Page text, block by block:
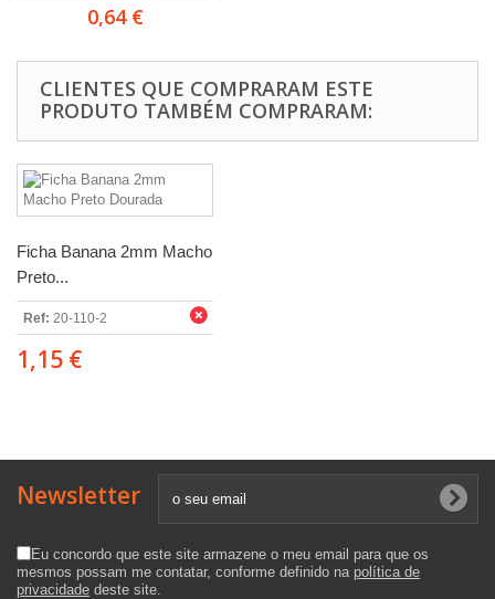
0,64 €
CLIENTES QUE COMPRARAM ESTE
PRODUTO TAMBÉM COMPRARAM:
Ficha Banana 2mm Macho
Preto...
Ref: 20-110-2
1,15 €
Newsletter
Eu concordo que este site armazene o meu email para que os
mesmos possam me contatar, conforme definido na política de
privacidade deste site.